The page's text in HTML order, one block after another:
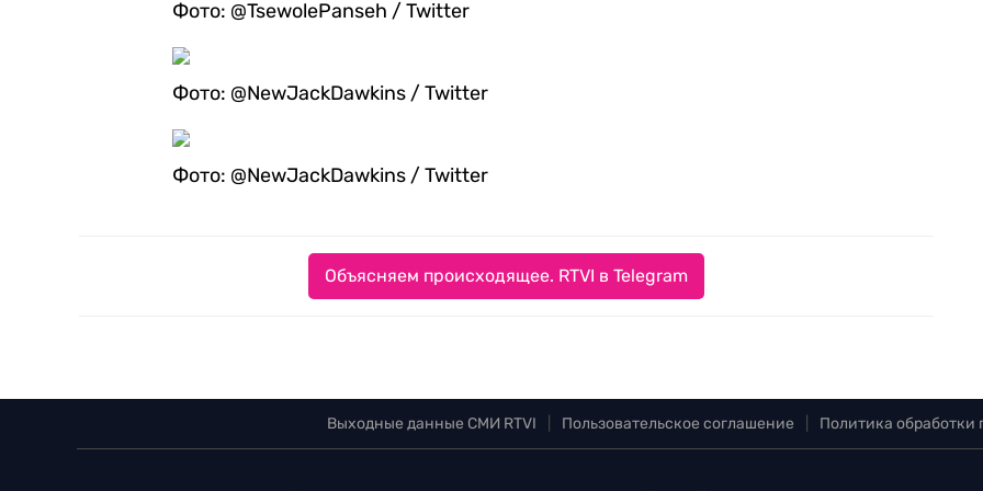
Фото: @TsewolePanseh / Twitter
Фото: @NewJackDawkins / Twitter
Фото: @NewJackDawkins / Twitter
Объясняем происходящее. RTVI в Telegram
Выходные данные СМИ RTVI Пользовательское соглашение Политика